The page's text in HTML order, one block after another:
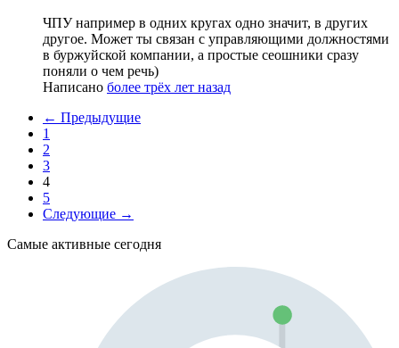
ЧПУ например в одних кругах одно значит, в других
другое. Может ты связан с управляющими должностями
в буржуйской компании, а простые сеошники сразу
поняли о чем речь)
Написано более трёх лет назад
← Предыдущие
1
2
3
4
5
Следующие →
Самые активные сегодня